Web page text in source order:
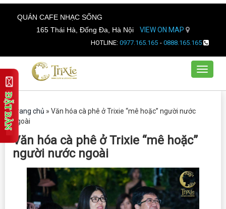
QUÁN CAFE NHẠC SỐNG
165 Thái Hà, Đống Đa, Hà Nội
VIEW ON MAP
HOTLINE: 0977.165.165 - 0888.165.165
Toggle
Trang chủ » Văn hóa cà phê ở Trixie “mê hoặc” người nước
ngoài
Văn hóa cà phê ở Trixie “mê hoặc”
người nước ngoài